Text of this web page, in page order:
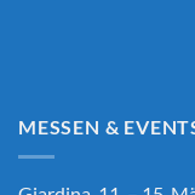
MESSEN &